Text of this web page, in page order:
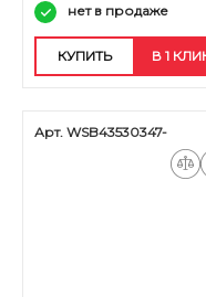
нет в продаже
КУПИТЬ В 1
Арт. WSB43530347-